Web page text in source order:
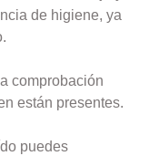
de higiene, ya
comprobación
están presentes.
puedes